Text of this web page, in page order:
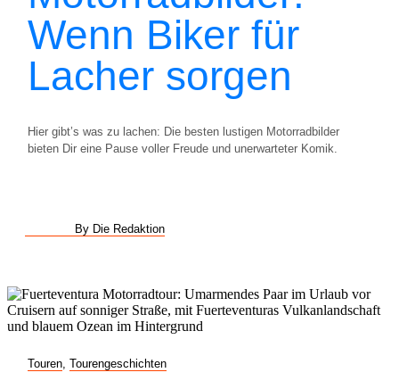
Wenn Biker für
Lacher sorgen
Hier gibt’s was zu lachen: Die besten lustigen Motorradbilder
bieten Dir eine Pause voller Freude und unerwarteter Komik.
By Die Redaktion
Touren Tourengeschichten